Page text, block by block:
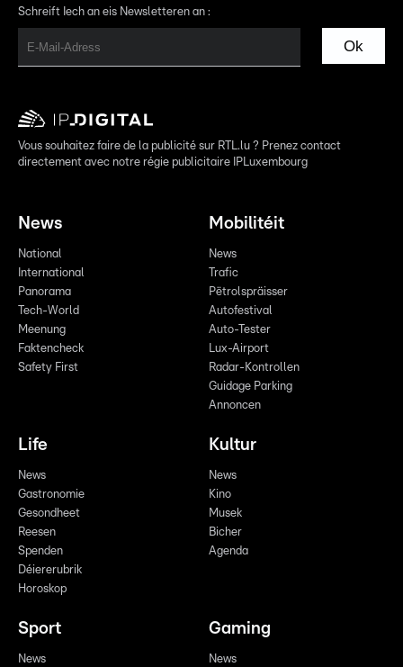
Schreift Iech an eis Newsletteren an :
Ok
Vous souhaitez faire de la publicité sur RTL.lu ? Prenez contact
directement avec notre régie publicitaire IPLuxembourg
News
National
International
Panorama
Tech-World
Meenung
Faktencheck
Safety First
Mobilitéit
News
Trafic
Pëtrolspräisser
Autofestival
Auto-Tester
Lux-Airport
Radar-Kontrollen
Guidage Parking
Annoncen
Life
News
Gastronomie
Gesondheet
Reesen
Spenden
Déiererubrik
Horoskop
Kultur
News
Kino
Musek
Bicher
Agenda
Sport
News
Gaming
News